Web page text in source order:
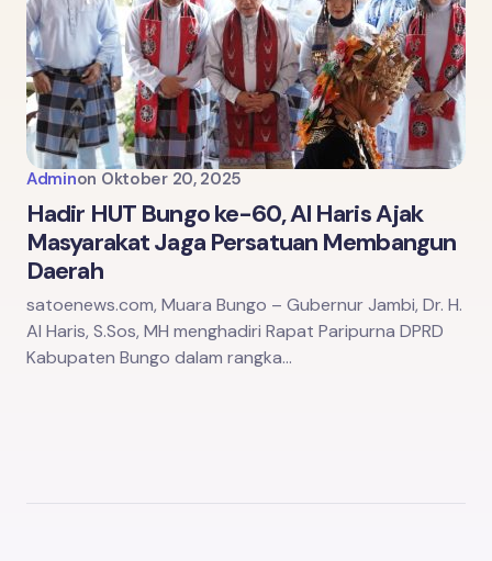
Adminon Oktober 20, 2025
Hadir HUT Bungo ke-60, Al Haris Ajak
Masyarakat Jaga Persatuan Membangun
Daerah
satoenews.com, Muara Bungo – Gubernur Jambi, Dr. H.
Al Haris, S.Sos, MH menghadiri Rapat Paripurna DPRD
Kabupaten Bungo dalam rangka…